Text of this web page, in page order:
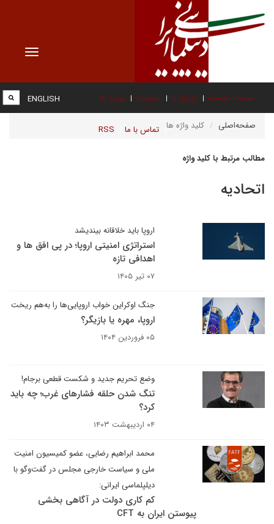
Toggle
صفحه نخست درباره ما عضویت پیوند ها
تماس با ما RSS
ENGLISH
صفحه‌اصلی کلید واژه ها
مطالب مرتبط با کلید واژه
اتحادیه
اروپا باید خلاقانه بیندیشد
استراتژی امنیتی اروپا؛ در پی افق ها و
اهدافی تازه
۰۷ تیر ۱۴۰۵
جنگ اوکراین خواب اروپایی‌ها را به‌هم ریخت
اروپا، مهره یا بازیگر؟
۰۵ فروردین ۱۴۰۴
وضع تحریم جدید و شکست قطعی برجام!
تنگ شدن حلقه فشارهای غرب؛ چه باید
کرد؟
۰۴ اردیبهشت ۱۴۰۳
محمد ابراهیم رضایی، عضو کمیسیون امنیت
ملی و سیاست خارجی مجلس در گفت‌وگو با
دیلپلماسی ایرانی:
کم کاری دولت در آگاهی بخشی
پیوستن ایران به CFT